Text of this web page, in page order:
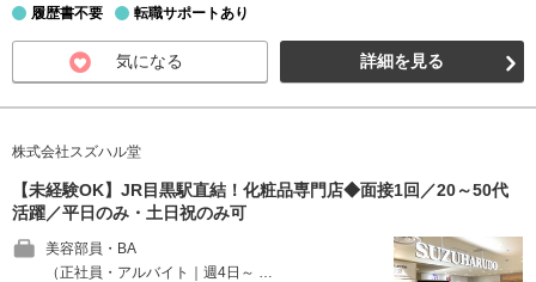
履歴書不要 転職サポートあり
気になる 詳細を見る
株式会社スズハル堂
【未経験OK】JR目黒駅直結！化粧品専門店◆面接1回／20～50代
活躍／平日のみ・土日祝のみ可
美容部員・BA
（正社員・アルバイト｜週4日～ …